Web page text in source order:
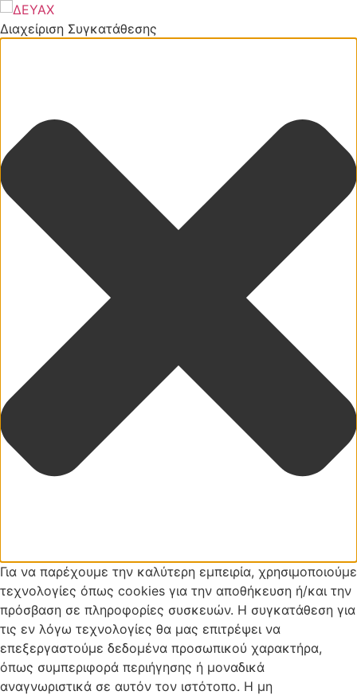
Διαχείριση Συγκατάθεσης
Για να παρέχουμε την καλύτερη εμπειρία, χρησιμοποιούμε
τεχνολογίες όπως cookies για την αποθήκευση ή/και την
πρόσβαση σε πληροφορίες συσκευών. Η συγκατάθεση για
τις εν λόγω τεχνολογίες θα μας επιτρέψει να
επεξεργαστούμε δεδομένα προσωπικού χαρακτήρα,
όπως συμπεριφορά περιήγησης ή μοναδικά
αναγνωριστικά σε αυτόν τον ιστότοπο. Η μη